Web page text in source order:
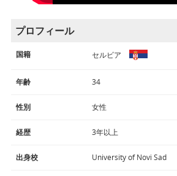
プロフィール
国籍 セルビア
年齢 34
性別 女性
経歴 3年以上
出身校 University of Novi Sad